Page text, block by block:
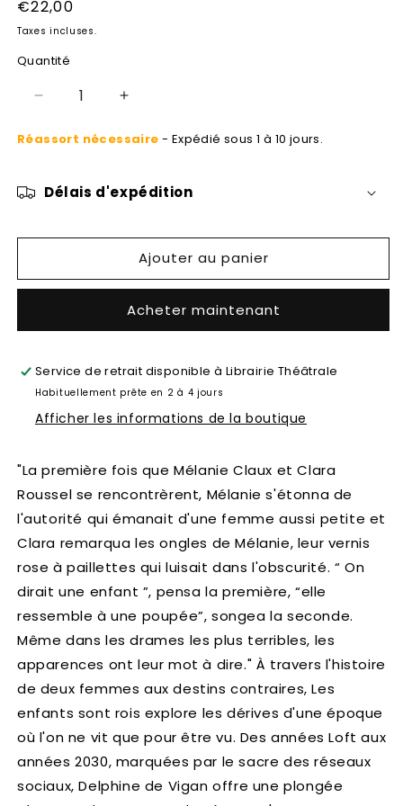
Prix
habituel
€22,00
Taxes incluses.
Quantité
Réduire
quantité
enfants
rois
Augmenter
quantité
enfants
rois
Réassort nécessaire - Expédié sous 1 à 10 jours.
Délais d'expédition
Ajouter au panier
Acheter maintenant
Service de retrait disponible à Librairie Théâtrale
Habituellement prête en 2 à 4 jours
Afficher les informations de la boutique
"La première fois que Mélanie Claux et Clara
Roussel se rencontrèrent, Mélanie s'étonna de
l'autorité qui émanait d'une femme aussi petite et
Clara remarqua les ongles de Mélanie, leur vernis
rose à paillettes qui luisait dans l'obscurité. “ On
dirait une enfant ”, pensa la première, “elle
ressemble à une poupée”, songea la seconde.
Même dans les drames les plus terribles, les
apparences ont leur mot à dire." À travers l'histoire
de deux femmes aux destins contraires, Les
enfants sont rois explore les dérives d'une époque
où l'on ne vit que pour être vu. Des années Loft aux
années 2030, marquées par le sacre des réseaux
sociaux, Delphine de Vigan offre une plongée